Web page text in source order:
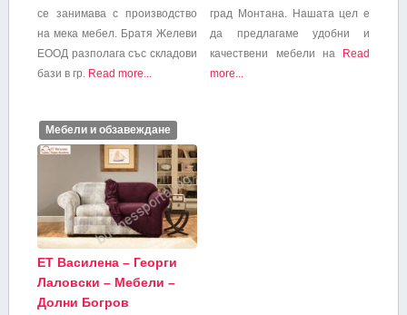
се занимава с производство
на мека мебел. Братя Желеви
ЕООД разполага със складови
бази в гр. Read more...
град Монтана. Нашата цел е
да предлагаме удобни и
качествени мебели на
Read
more...
Мебели и обзавеждане
ET Василена – Георги
Лаловски – Мебели –
Долни Богров